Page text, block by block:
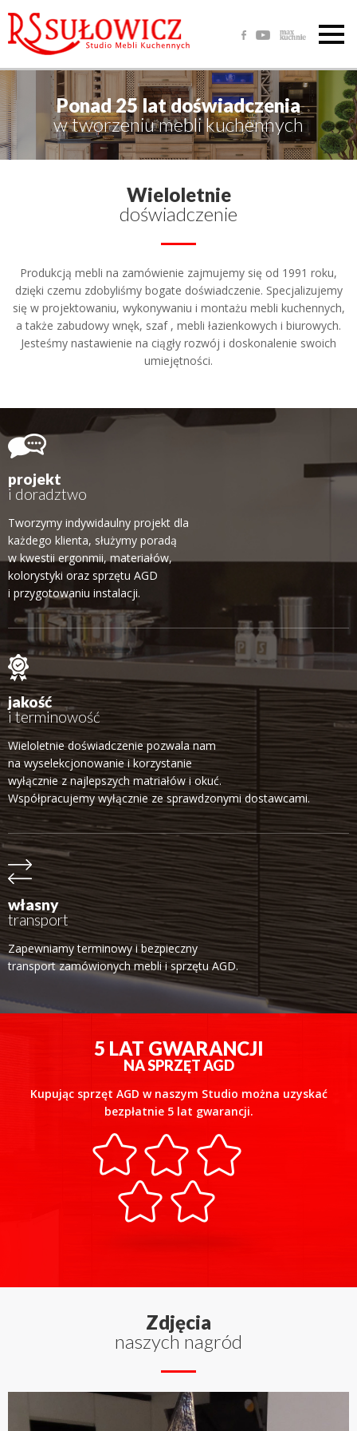
Ponad 25 lat doświadczenia
w tworzeniu mebli kuchennych
Wieloletnie
doświadczenie
Produkcją mebli na zamówienie zajmujemy się od 1991 roku,
dzięki czemu zdobyliśmy bogate doświadczenie. Specjalizujemy
się w projektowaniu, wykonywaniu i montażu mebli kuchennych,
a także zabudowy wnęk, szaf , mebli łazienkowych i biurowych.
Jesteśmy nastawienie na ciągły rozwój i doskonalenie swoich
umiejętności.
projekt
i doradztwo
Tworzymy indywidaulny projekt dla
każdego klienta, służymy poradą
w kwestii ergonmii, materiałów,
kolorystyki oraz sprzętu AGD
i przygotowaniu instalacji.
jakość
i terminowość
Wieloletnie doświadczenie pozwala nam
na wyselekcjonowanie i korzystanie
wyłącznie z najlepszych matriałów i okuć.
Współpracujemy wyłącznie ze sprawdzonymi dostawcami.
własny
transport
Zapewniamy terminowy i bezpieczny
transport zamówionych mebli i sprzętu AGD.
5 LAT GWARANCJI
NA SPRZĘT AGD
Kupując sprzęt AGD w naszym Studio można uzyskać
bezpłatnie 5 lat gwarancji.
Zdjęcia
naszych nagród